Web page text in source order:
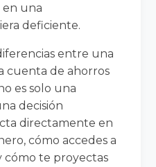
en una
deficiente.
entre una
cuenta de ahorros
es solo una
decisión
directamente en
cómo accedes a
cómo te proyectas